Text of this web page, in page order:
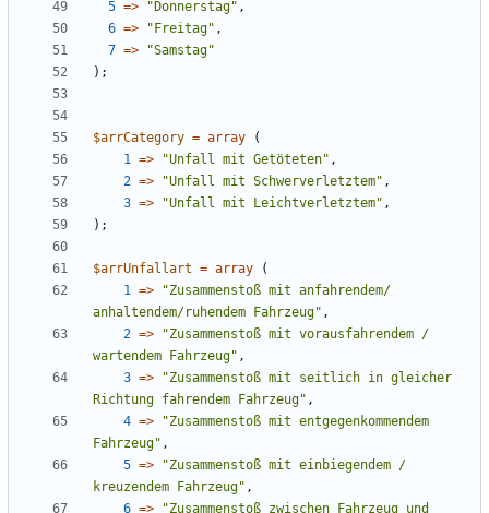
5 => " Donnerstag" ,
6 => " Freitag" ,
7 => "Samstag"
);
$arrCategory = array
(
1 => "Unfall mit Getöteten" ,
2 => "Unfall mit Schwerverletztem" ,
3 => "Unfall mit Leichtverletztem" ,
);
$arrUnfallart = array
(
1 => "Zusammenstoß mit anfahrendem/
anhaltendem/ruhendem Fahrzeug" ,
2 => "Zusammenstoß mit vorausfahrendem /
wartendem Fahrzeug" ,
3 => "Zusammenstoß mit seitlich in gleicher
Richtung fahrendem Fahrzeug" ,
4 => "Zusammenstoß mit entgegenkommendem
Fahrzeug" ,
5 => "Zusammenstoß mit einbiegendem /
kreuzendem Fahrzeug" ,
6 => "Zusammenstoß zwischen Fahrzeug und